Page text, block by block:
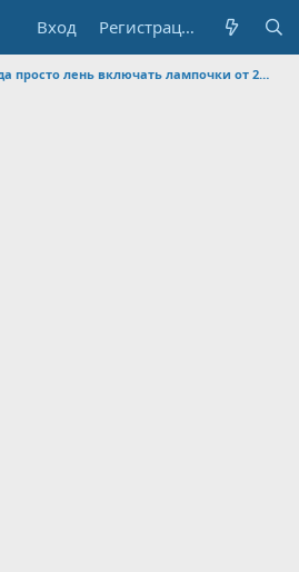
Вход Регистрация
А кто чем освещается когда просто лень включать лампочки от 220 вольт, а? Советы мудрых и бывалых приветствуются.